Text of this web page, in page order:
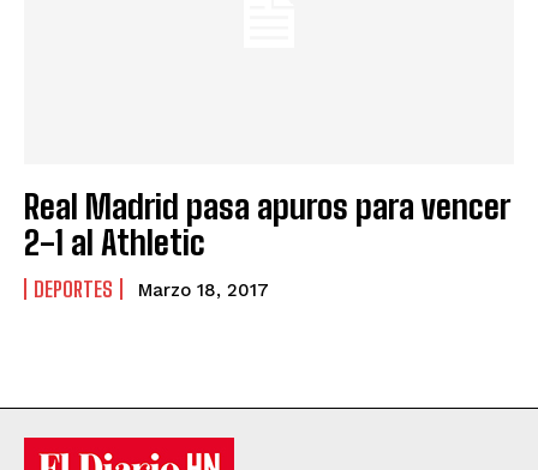
Real Madrid pasa apuros para vencer
2-1 al Athletic
DEPORTES Marzo 18, 2017